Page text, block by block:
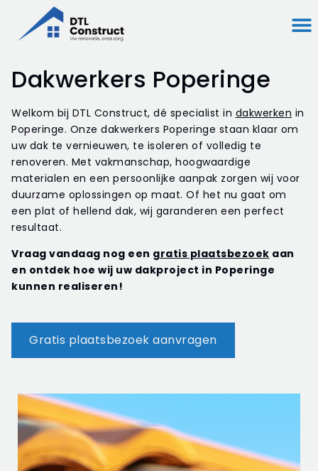
Dakwerkers Poperinge
Welkom bij DTL Construct, dé specialist in dakwerken in
Poperinge. Onze dakwerkers Poperinge staan klaar om
uw dak te vernieuwen, te isoleren of volledig te
renoveren. Met vakmanschap, hoogwaardige
materialen en een persoonlijke aanpak zorgen wij voor
duurzame oplossingen op maat. Of het nu gaat om
een plat of hellend dak, wij garanderen een perfect
resultaat.
Vraag vandaag nog een gratis plaatsbezoek aan
en ontdek hoe wij uw dakproject in Poperinge
kunnen realiseren!
Gratis plaatsbezoek aanvragen